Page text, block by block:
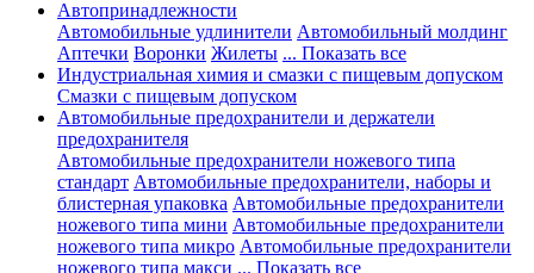
Автопринадлежности
Автомобильные удлинители Автомобильный молдинг
Аптечки Воронки Жилеты ... Показать все
Индустриальная химия и смазки с пищевым допуском
Смазки с пищевым допуском
Автомобильные предохранители и держатели
предохранителя
Автомобильные предохранители ножевого типа
стандарт Автомобильные предохранители, наборы и
блистерная упаковка Автомобильные предохранители
ножевого типа мини Автомобильные предохранители
ножевого типа микро Автомобильные предохранители
ножевого типа макси ... Показать все